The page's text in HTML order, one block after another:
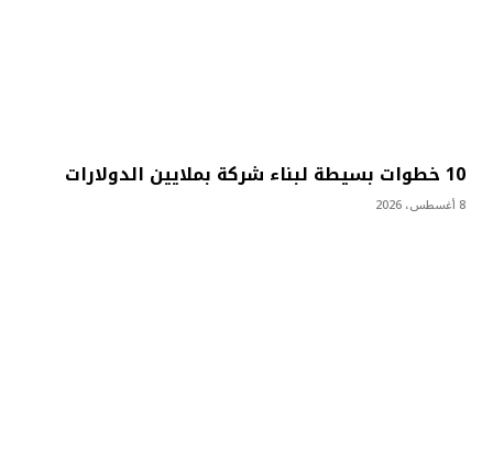
10 خطوات بسيطة لبناء شركة بملايين الدولارات
8 أغسطس، 2026